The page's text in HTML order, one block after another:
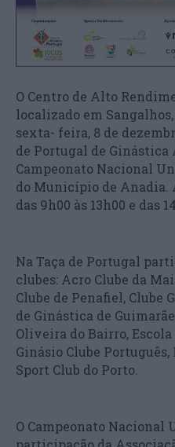
O Centro de Alto
localizado em
sexta- feira, 8 de
de Portugal de
Campeonato Nacional
do Município de Anadia.
das 9h00 às 13h00 e das
Na Taça de Portugal
clubes: Acro Clube da
Clube de Penafiel, Clube
de Ginástica de
Oliveira do Bairro,
Ginásio Clube Português,
Sport Club do Porto.
O Campeonato